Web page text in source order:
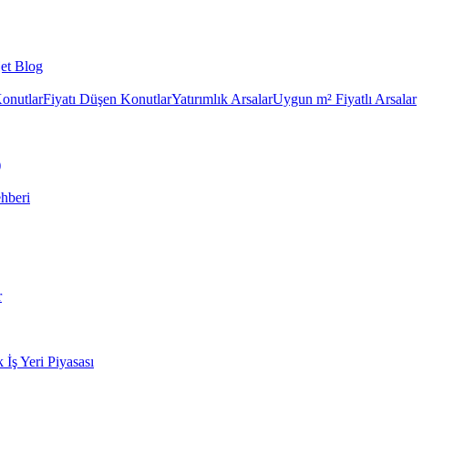
Blog
Fiyatı Düşen KonutlarYatırımlık ArsalarUygun m² Fiyatlı Arsalar
İş Yeri Piyasası